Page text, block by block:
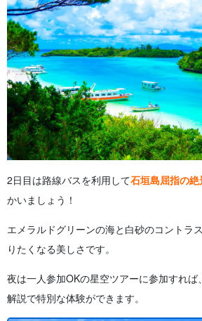
2日目は路線バスを利用して石垣島屈指の
かいましょう！
エメラルドグリーンの海と白砂のコントラ
りたくなる美しさです。
夜は一人参加OKの星空ツアーに参加すれ
解説で特別な体験ができます。